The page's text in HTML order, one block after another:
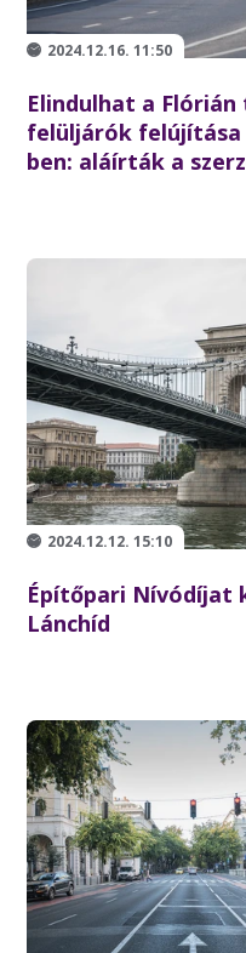
2024.12.16. 11:50
Elindulhat a Flórián
felüljárók felújítása
ben: aláírták a
2024.12.12. 15:10
Építőpari Nívódíjat
Lánchíd